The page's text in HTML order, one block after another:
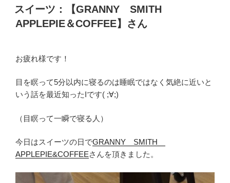
稿
日:
スイーツ：【GRANNY SMITH
APPLEPIE＆COFFEE】さん
お疲れ様です！
目を瞑って5分以内に寝るのは睡眠ではなく気絶に近いと
いう話を最近知ったIです( ;∀;)
（目瞑って一瞬で寝る人）
今日はスイーツの日でGRANNY SMITH
APPLEPIE&COFFEEさんを頂きました。